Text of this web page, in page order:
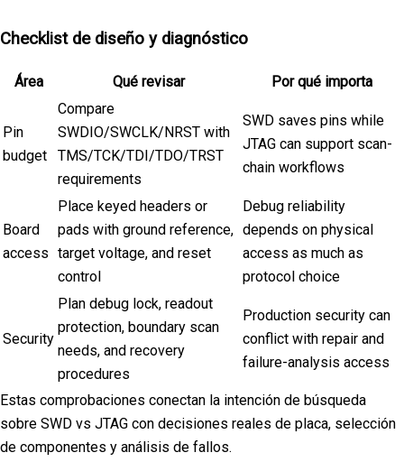
Checklist de diseño y diagnóstico
Área Qué revisar Por qué importa
Pin
budget
Compare
SWDIO/SWCLK/NRST with
TMS/TCK/TDI/TDO/TRST
requirements
SWD saves pins while
JTAG can support scan-
chain workflows
Board
access
Place keyed headers or
pads with ground reference,
target voltage, and reset
control
Debug reliability
depends on physical
access as much as
protocol choice
Security
Plan debug lock, readout
protection, boundary scan
needs, and recovery
procedures
Production security can
conflict with repair and
failure-analysis access
Estas comprobaciones conectan la intención de búsqueda
sobre SWD vs JTAG con decisiones reales de placa, selección
de componentes y análisis de fallos.